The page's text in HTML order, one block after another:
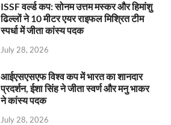
ISSF वर्ल्ड कप: सोनम उत्तम मस्कर और हिमांशु
ढिल्लों ने 10 मीटर एयर राइफल मिश्रित टीम
स्पर्धा में जीता कांस्य पदक
July 28, 2026
आईएसएसएफ विश्व कप में भारत का शानदार
प्रदर्शन, ईशा सिंह ने जीता स्वर्ण और मनु भाकर
ने कांस्य पदक
July 28, 2026